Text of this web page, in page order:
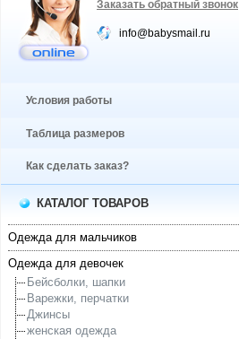
Заказать обратный звонок
info@babysmail.ru
Условия работы
Таблица размеров
Как сделать заказ?
КАТАЛОГ ТОВАРОВ
Одежда для мальчиков
Одежда для девочек
Бейсболки, шапки
Варежки, перчатки
Джинсы
женская одежда